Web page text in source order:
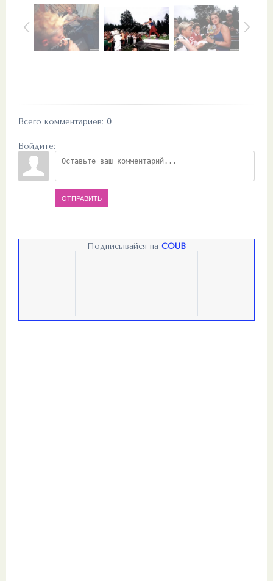
Всего комментариев: 0
Войдите:
ОТПРАВИТЬ
Подписывайся на COUB